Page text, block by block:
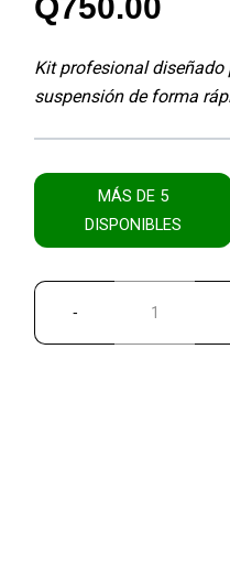
Kit profesional diseñado
suspensión de forma
MÁS DE 5
DISPONIBLES